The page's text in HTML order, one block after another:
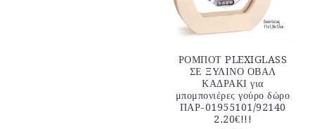
ΡΟΜΠΟΤ PLEXIGLASS
ΣΕ ΞΥΛΙΝΟ ΟΒΑΛ
ΚΑΔΡΑΚΙ για
μπομπονιέρες γούρο δώρο
ΠΑΡ-01955101/92140
2.20€!!!